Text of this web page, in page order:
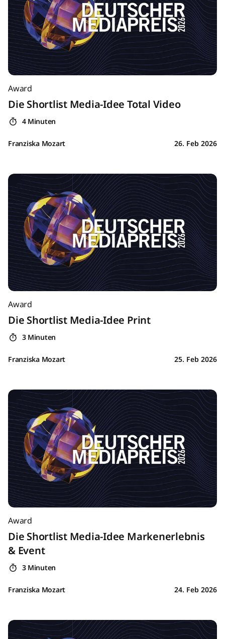
Award
Die Shortlist Media-Idee Total Video
4 Minuten
Franziska Mozart 26. Feb 2026
Award
Die Shortlist Media-Idee Print
3 Minuten
Franziska Mozart 25. Feb 2026
Award
Die Shortlist Media-Idee Markenerlebnis
& Event
3 Minuten
Franziska Mozart 24. Feb 2026